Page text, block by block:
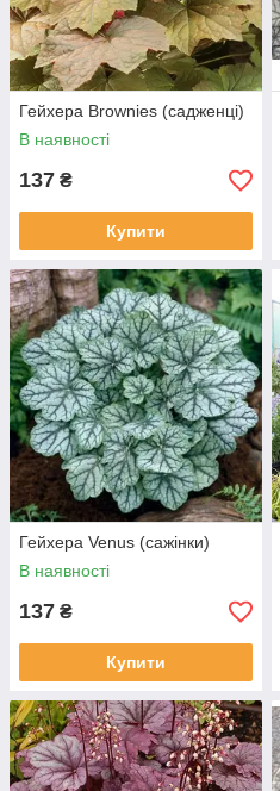
Гейхера Brownies (садженці)
В наявності
137 ₴
Купити
Гейхера Venus (сажінки)
В наявності
137 ₴
Купити